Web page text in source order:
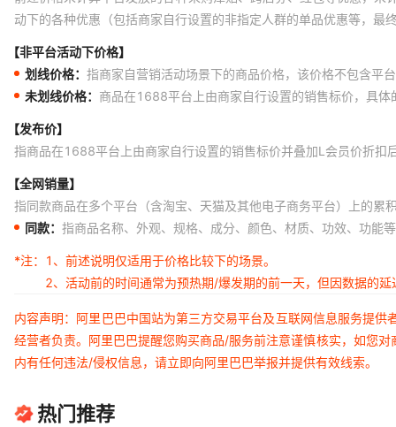
动下的各种优惠（包括商家自行设置的非指定人群的单品优惠等，
【非平台活动下价格】
划线价格： 指商家自营销活动场景下的商品价格，该价格不包含平
未划线价格： 商品在1688平台上由商家自行设置的销售标价，具
【发布价】
指商品在1688平台上由商家自行设置的销售标价并叠加L会员价折扣
【全网销量】
指同款商品在多个平台（含淘宝、天猫及其他电子商务平台）上的累
同款： 指商品名称、外观、规格、成分、颜色、材质、功效、功能
*注：
1、前述说明仅适用于价格比较下的场景。
2、活动前的时间通常为预热期/爆发期的前一天，但因数据的
内容声明：阿里巴巴中国站为第三方交易平台及互联网信息服务提
经营者负责。阿里巴巴提醒您购买商品/服务前注意谨慎核实，如您
内有任何违法/侵权信息，请立即向阿里巴巴举报并提供有效线索。
热门推荐